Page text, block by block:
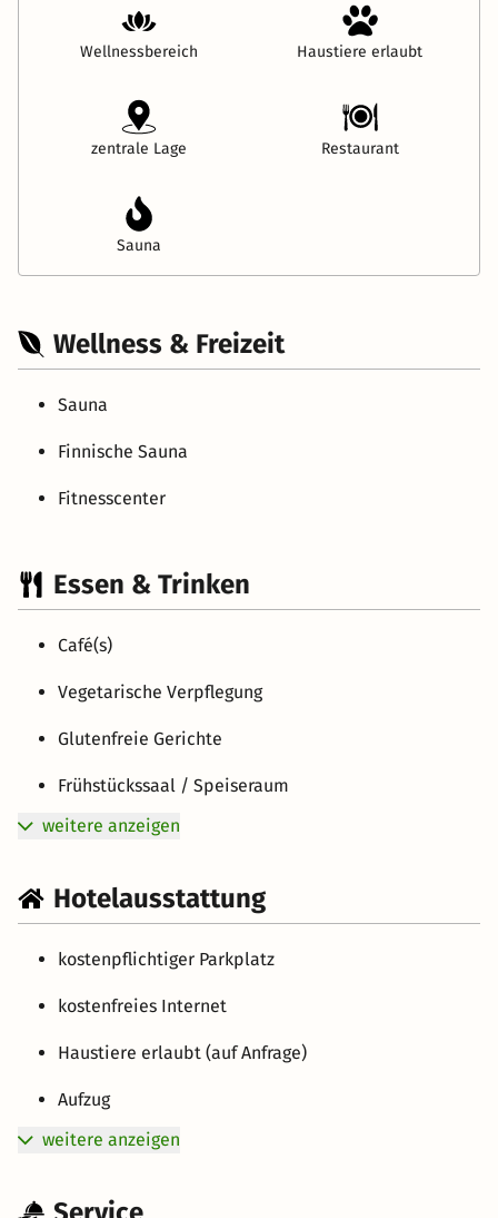
Wellnessbereich Haustiere erlaubt
zentrale Lage Restaurant
Sauna
Wellness & Freizeit
Sauna
Finnische Sauna
Fitnesscenter
Essen & Trinken
Café(s)
Vegetarische Verpflegung
Glutenfreie Gerichte
Frühstückssaal / Speiseraum
weitere anzeigen
Hotelausstattung
kostenpflichtiger Parkplatz
kostenfreies Internet
Haustiere erlaubt (auf Anfrage)
Aufzug
weitere anzeigen